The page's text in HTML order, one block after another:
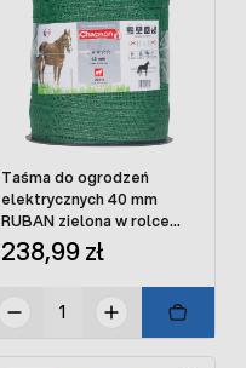
Taśma do ogrodzeń
elektrycznych 40 mm
RUBAN zielona w rolce
200 m
238,99 zł